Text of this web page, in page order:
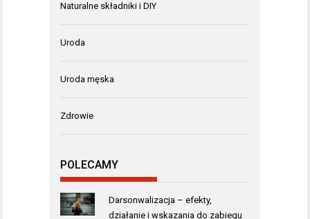
Naturalne składniki i DIY
Uroda
Uroda męska
Zdrowie
POLECAMY
Darsonwalizacja – efekty,
działanie i wskazania do zabiegu